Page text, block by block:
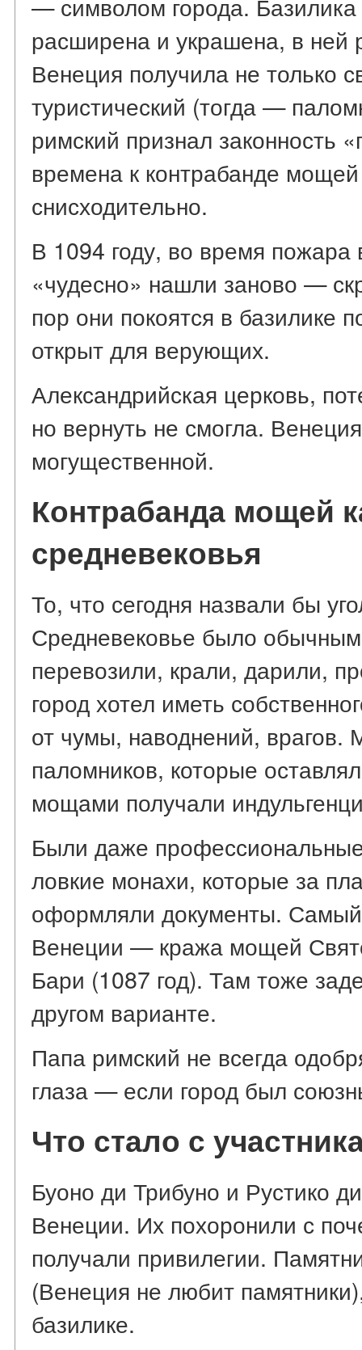
расширена и украшена, в ней
Венеция получила не только
туристический (тогда —
римский признал законность
времена к контрабанде
снисходительно.
В 1094 году, во время
«чудесно» нашли заново —
пор они покоятся в базилике
открыт для верующих.
Александрийская церковь,
но вернуть не смогла.
могущественной.
Контрабанда мощей
средневековья
То, что сегодня назвали бы
Средневековье было
перевозили, крали, дарили,
город хотел иметь
от чумы, наводнений,
паломников, которые
мощами получали
Были даже
ловкие монахи, которые за
оформляли документы.
Венеции — кража мощей
Бари (1087 год). Там тоже
другом варианте.
Папа римский не всегда
глаза — если город был
Что стало с
Буоно ди Трибуно и Рустико
Венеции. Их похоронили с
получали привилегии.
(Венеция не любит
базилике.